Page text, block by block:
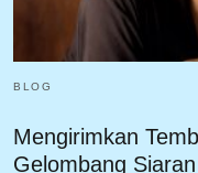
BLOG
Mengirimkan
Gelombang